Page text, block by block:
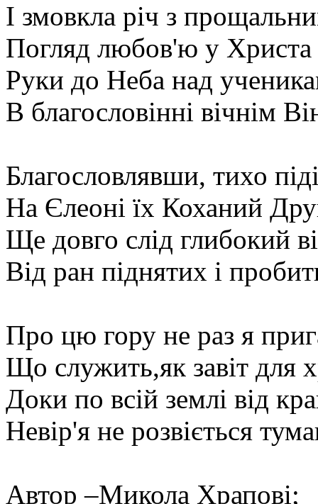
І змовкла річ з
Погляд любов'ю у Христа
Руки до Неба над
В благословінні вічнім
Благословлявши, тихо
На Єлеоні їх Коханий
Ще довго слід глибокий
Від ран піднятих і
Про цю гору не раз я
Що служить,як завіт для
Доки по всій землі від
Невір'я не розвіється
Автор –Микола Храпові;